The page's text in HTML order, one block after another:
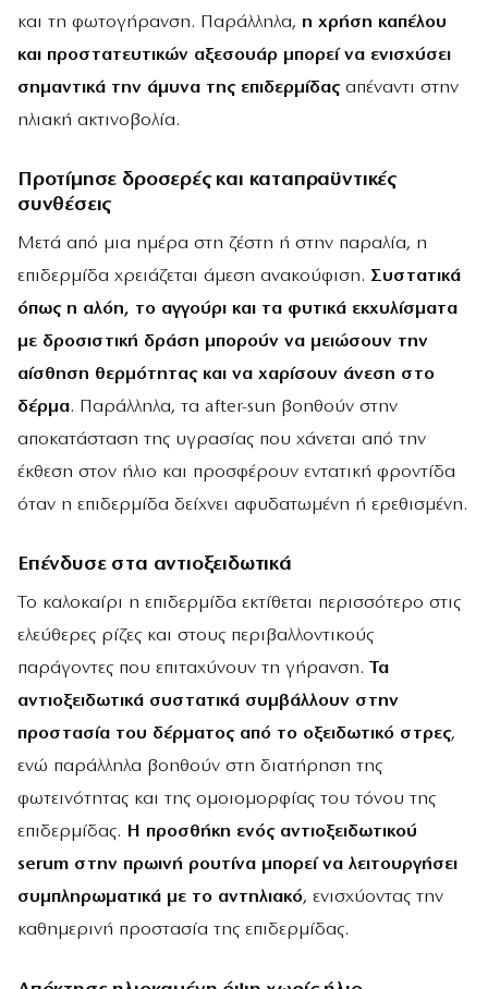
και τη φωτογήρανση. Παράλληλα, η χρήση καπέλου
και προστατευτικών αξεσουάρ μπορεί να ενισχύσει
σημαντικά την άμυνα της επιδερμίδαςαπέναντι στην
ηλιακή ακτινοβολία.
Προτίμησε δροσερές και καταπραϋντικές
συνθέσεις
Μετά από μια ημέρα στη ζέστη ή στην παραλία, η
επιδερμίδα χρειάζεται άμεση ανακούφιση. Συστατικά
όπως η αλόη, το αγγούρι και τα φυτικά εκχυλίσματα
με δροσιστική δράση μπορούν να μειώσουν την
αίσθηση θερμότητας και να χαρίσουν άνεση στο
δέρμα. Παράλληλα, τα after-sun βοηθούν στην
αποκατάσταση της υγρασίας που χάνεται από την
έκθεση στον ήλιο και προσφέρουν εντατική φροντίδα
όταν η επιδερμίδα δείχνει αφυδατωμένη ή ερεθισμένη.
Επένδυσε στα αντιοξειδωτικά
Το καλοκαίρι η επιδερμίδα εκτίθεται περισσότερο στις
ελεύθερες ρίζες και στους περιβαλλοντικούς
παράγοντες που επιταχύνουν τη γήρανση. Τα
αντιοξειδωτικά συστατικά συμβάλλουν στην
προστασία του δέρματος από το οξειδωτικό στρες,
ενώ παράλληλα βοηθούν στη διατήρηση της
φωτεινότητας και της ομοιομορφίας του τόνου της
επιδερμίδας. Η προσθήκη ενός αντιοξειδωτικού
serum στην πρωινή ρουτίνα μπορεί να λειτουργήσει
συμπληρωματικά με το αντηλιακό, ενισχύοντας την
καθημερινή προστασία της επιδερμίδας.